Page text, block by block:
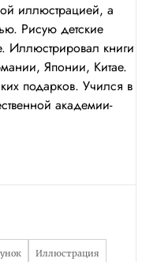
иллюстрацией, а
Рисую детские
Иллюстрировал книги
Японии, Китае.
подарков. Учился в
академии-
Иллюстрация